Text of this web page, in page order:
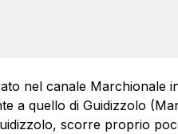
nel canale Marchionale
a quello di Guidizzolo
, scorre proprio